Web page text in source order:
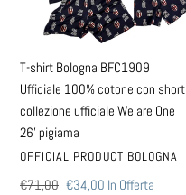
Ufficiale
100%
con
short
collezione
ufficiale
We
are
T-shirt Bologna BFC1909
Ufficiale 100% cotone con short
collezione ufficiale We are One
26’ pigiama
VENDITORE
OFFICIAL PRODUCT BOLOGNA
Prezzo
€71,00 Prezzo
€34,00 In Offerta